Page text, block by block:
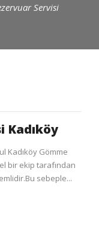
Servisi
Kadıköy
Kadıköy Gömme
bir ekip tarafından
sebeple...